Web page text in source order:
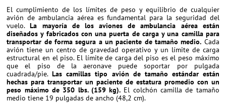
El cumplimiento de los límites de peso y equilibrio de cualquier
avión de ambulancia aérea es fundamental para la seguridad del
vuelo.La mayoría de los aviones de ambulancia aérea están
diseñados y fabricados con una puerta de carga y una camilla para
transportar de forma segura a un paciente de tamaño medio. Cada
avión tiene un centro de gravedad operativo y un límite de carga
estructural en el piso. El límite de carga del piso es el peso máximo
que el piso de la aeronave puede soportar por pulgada
cuadrada/pie.Las camillas tipo avión de tamaño estándar están
hechas para transportar un paciente de estatura promedio con un
peso máximo de 350 lbs. (159 kg). El colchón camilla de tamaño
medio tiene 19 pulgadas de ancho (48,2 cm).